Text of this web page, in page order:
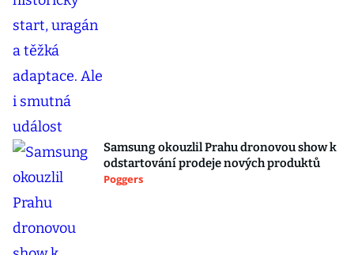
Samsung okouzlil Prahu dronovou show k
odstartování prodeje nových produktů
Poggers